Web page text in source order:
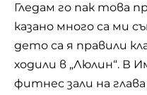
Гледам го пак това
казано много са ми
дето са я правили
ходили в „Люлин“. В
фитнес зали на